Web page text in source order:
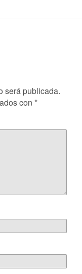
será publicada.
con *